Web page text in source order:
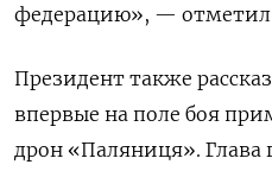
федерацию», — отметил
Президент также
впервые на поле боя
дрон «Паляниця». Глава